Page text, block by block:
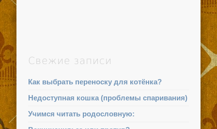
Свежие записи
Как выбрать переноску для котёнка?
Недоступная кошка (проблемы спаривания)
Учимся читать родословную: